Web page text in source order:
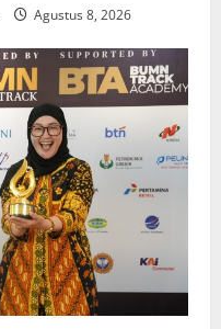
Agustus 8, 2026